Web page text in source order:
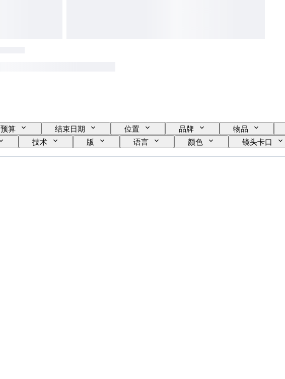
预算 结束日期 位置 品牌 物品
技术 版 语言 颜色 镜头卡口
摄像机类型 出售者 已测试，运转正常 时代